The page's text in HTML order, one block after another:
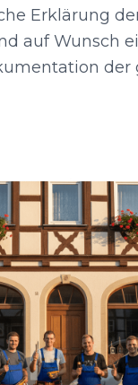
Erklärung
auf Wunsch
der